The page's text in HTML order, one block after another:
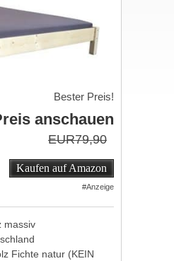
Bester Preis!
anschauen
EUR79,90
Kaufen auf Amazon
#Anzeige
massiv
Fichte natur (KEIN